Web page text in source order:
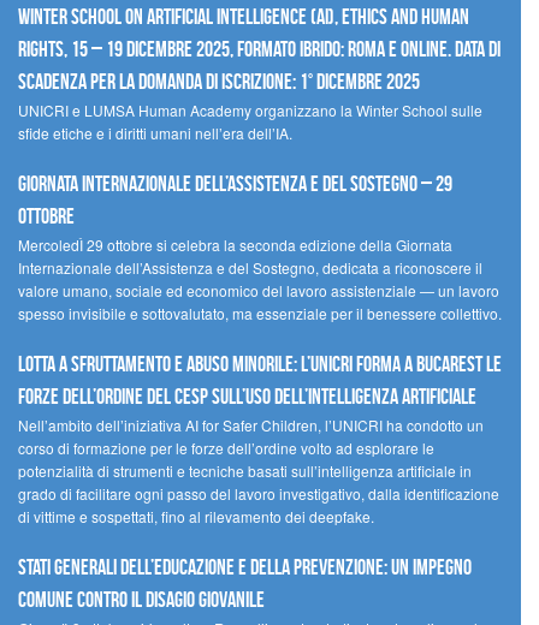
Winter School on Artificial Intelligence (AI), Ethics and Human
Rights, 15 – 19 dicembre 2025, Formato Ibrido: Roma e online. Data di
scadenza per la domanda di iscrizione: 1° dicembre 2025
UNICRI e LUMSA Human Academy organizzano la Winter School sulle
sfide etiche e i diritti umani nell’era dell’IA.
Giornata internazionale dell’assistenza e del sostegno – 29
ottobre
MercoledÌ 29 ottobre si celebra la seconda edizione della Giornata
Internazionale dell’Assistenza e del Sostegno, dedicata a riconoscere il
valore umano, sociale ed economico del lavoro assistenziale — un lavoro
spesso invisibile e sottovalutato, ma essenziale per il benessere collettivo.
Lotta a sfruttamento e abuso minorile: l’UNICRI forma a Bucarest le
forze dell’ordine del CESP sull’uso dell’Intelligenza Artificiale
Nell’ambito dell’iniziativa AI for Safer Children, l’UNICRI ha condotto un
corso di formazione per le forze dell’ordine volto ad esplorare le
potenzialità di strumenti e tecniche basati sull’intelligenza artificiale in
grado di facilitare ogni passo del lavoro investigativo, dalla identificazione
di vittime e sospettati, fino al rilevamento dei deepfake.
Stati Generali dell’Educazione e della Prevenzione: un impegno
comune contro il disagio giovanile